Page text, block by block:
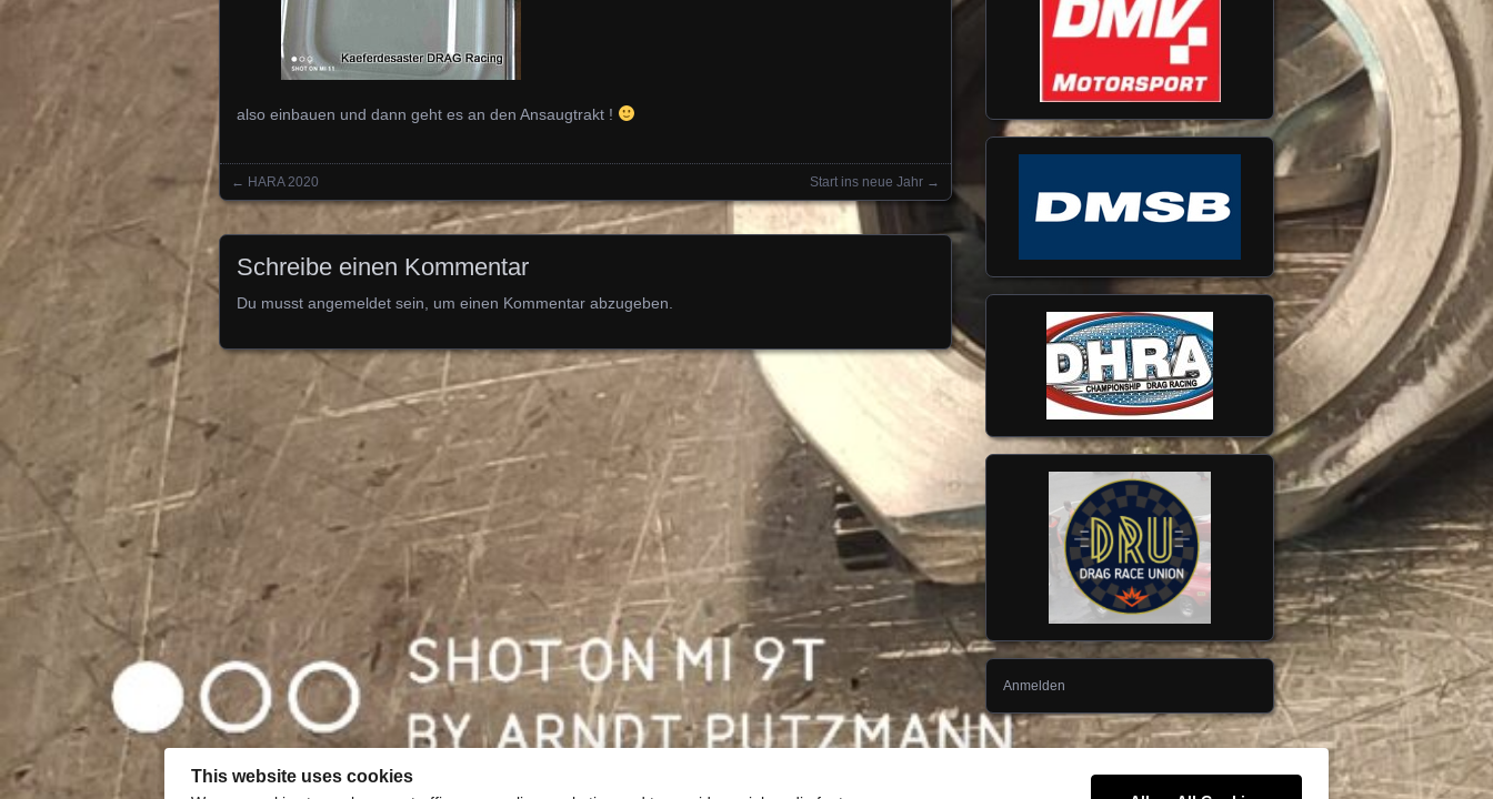
also einbauen und dann geht es an den Ansaugtrakt !
Posts navigation
← HARA 2020 Start ins neue Jahr →
Schreibe einen Kommentar
Du musst angemeldet sein, um einen Kommentar abzugeben.
Anmelden
This website uses cookies